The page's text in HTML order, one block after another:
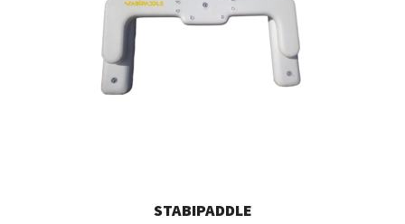
STABIPADDLE